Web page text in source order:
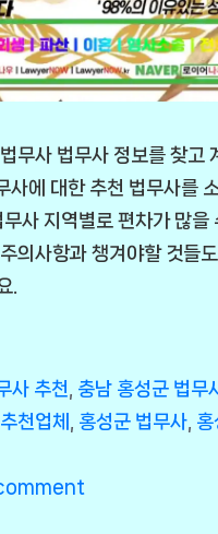
무사 법무사 정보를 찾고
사에 대한 추천 법무사를
무사 지역별로 편차가 많을
의사항과 챙겨야할 것들도
.
사 추천 충남 홍성군 법무
천업체
홍성군 법무사 홍